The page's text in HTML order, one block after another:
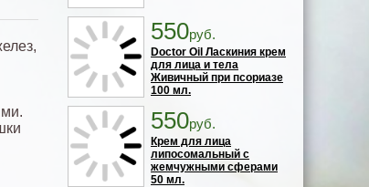
550руб.
Doctor Oil Ласкиния крем
для лица и тела
Живичный при псориазе
100 мл.
550руб.
Крем для лица
липосомальный с
жемчужными сферами
50 мл.